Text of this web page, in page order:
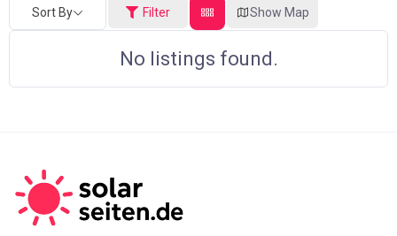
Sort By Filter Show Map
No listings found.